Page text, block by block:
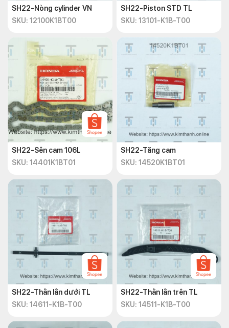
SH22-Nòng cylinder VN
SKU: 12100K1BT00
SH22-Piston STD TL
SKU: 13101-K1B-T00
SH22-Sên cam 106L
SKU: 14401K1BT01
SH22-Tăng cam
SKU: 14520K1BT01
SH22-Thằn lằn dưới TL
SKU: 14611-K1B-T00
SH22-Thằn lằn trên TL
SKU: 14511-K1B-T00